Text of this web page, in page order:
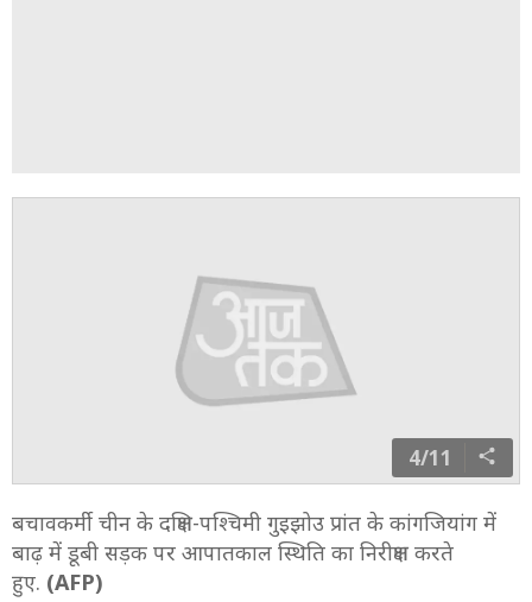
4/11
बचावकर्मी चीन के दक्षिण-पश्चिमी गुइझोउ प्रांत के कांगजियांग में